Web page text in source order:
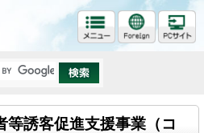
等誘客促進支援事業（コ